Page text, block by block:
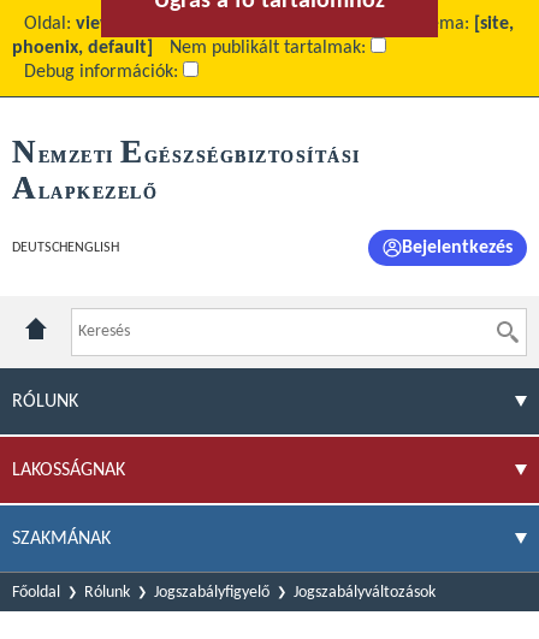
Oldal: view Téma:
[site,
phoenix, default]
Nem publikált tartalmak:
Debug információk:
NEMZETI E GÉSZSÉGBIZTOSÍTÁSI
ALAPKEZELŐ
DEUTSCH ENGLISH Bejelentkezés
RÓLUNK
LAKOSSÁGNAK
SZAKMÁNAK
Főoldal Rólunk Jogszabályfigyelő Jogszabályváltozások